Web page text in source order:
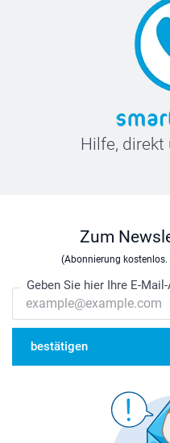
Hilfe,
Zum
(Abonnierung
Geben Sie hier Ihre E-
bestätigen